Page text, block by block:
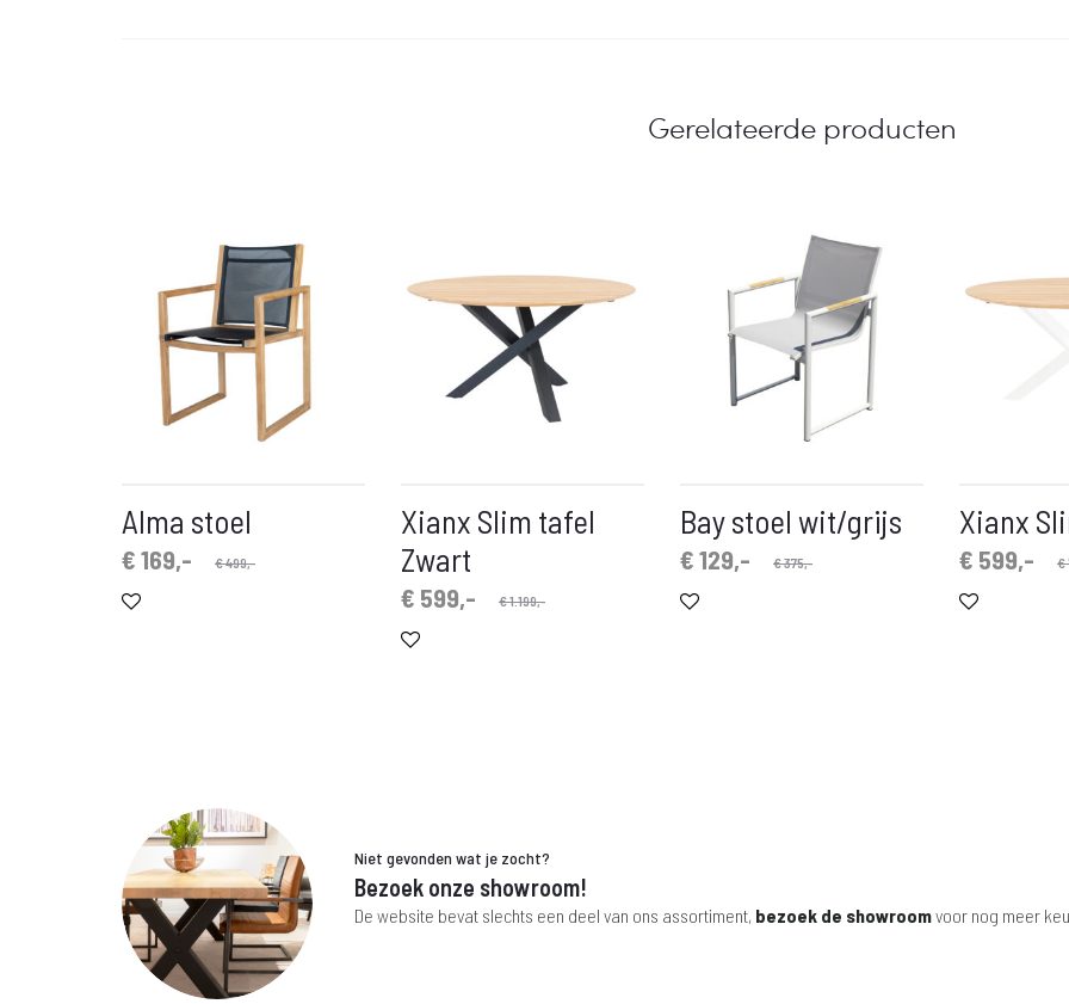
Gerelateerde producten
Alma stoel
€499,-
Oorspronkelijke
€169,-
Huidige
prijs
Xianx Slim tafel
Zwart
€1.199,-
Oorspronkelijke
€ 599,-
Huidige
prijs
Bay stoel wit/grijs
€375,-
Oorspronkelijke
€129,-
Huidige
prijs
Xianx
€
Oorspronkelijke
€ 599,-
Huidige
prijs
Niet gevonden wat je zocht?
Bezoek onze showroom!
De website bevat slechts een deel van ons assortiment, bezoek de showroomvoor nog meer